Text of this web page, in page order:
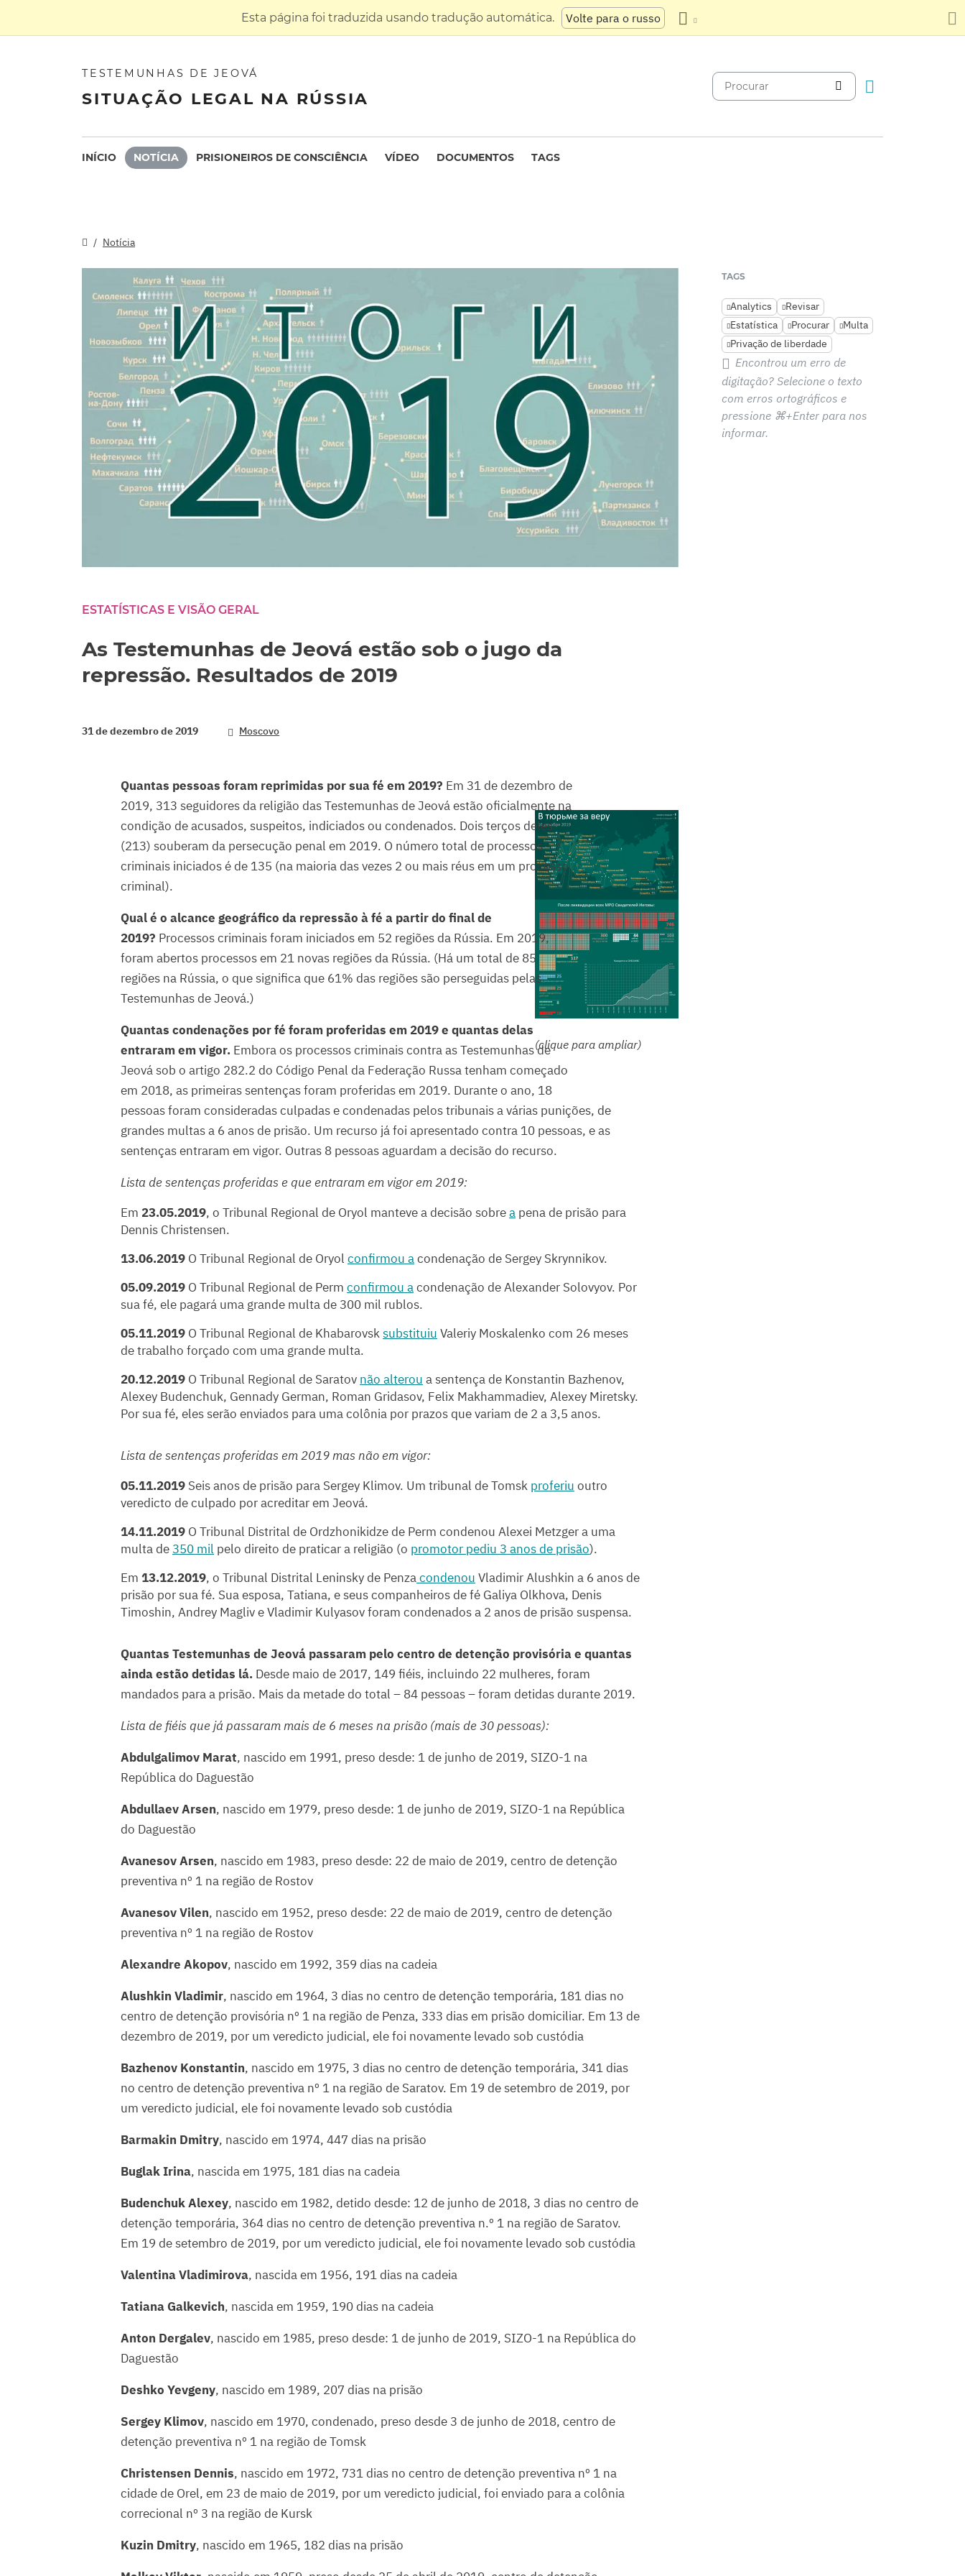
Esta página foi traduzida usando tradução automática. Volte para o russo
TESTEMUNHAS DE JEOVÁ
SITUAÇÃO LEGAL NA RÚSSIA
INÍCIO NOTÍCIA PRISIONEIROS DE CONSCIÊNCIA VÍDEO DOCUMENTOS TAGS
Notícia
ESTATÍSTICAS E VISÃO GERAL
As Testemunhas de Jeová estão sob o jugo da
repressão. Resultados de 2019
31 de dezembro de 2019 Moscovo
(clique para ampliar)
Quantas pessoas foram reprimidas por sua fé em 2019? Em 31 de dezembro de
2019, 313 seguidores da religião das Testemunhas de Jeová estão oficialmente na
condição de acusados, suspeitos, indiciados ou condenados. Dois terços deles
(213) souberam da persecução penal em 2019. O número total de processos
criminais iniciados é de 135 (na maioria das vezes 2 ou mais réus em um processo
criminal).
Qual é o alcance geográfico da repressão à fé a partir do final de
2019? Processos criminais foram iniciados em 52 regiões da Rússia. Em 2019,
foram abertos processos em 21 novas regiões da Rússia. (Há um total de 85
regiões na Rússia, o que significa que 61% das regiões são perseguidas pelas
Testemunhas de Jeová.)
Quantas condenações por fé foram proferidas em 2019 e quantas delas
entraram em vigor. Embora os processos criminais contra as Testemunhas de
Jeová sob o artigo 282.2 do Código Penal da Federação Russa tenham começado
em 2018, as primeiras sentenças foram proferidas em 2019. Durante o ano, 18
pessoas foram consideradas culpadas e condenadas pelos tribunais a várias punições, de
grandes multas a 6 anos de prisão. Um recurso já foi apresentado contra 10 pessoas, e as
sentenças entraram em vigor. Outras 8 pessoas aguardam a decisão do recurso.
Lista de sentenças proferidas e que entraram em vigor em 2019:
Em 23.05.2019, o Tribunal Regional de Oryol manteve a decisão sobrea pena de prisão para
Dennis Christensen.
13.06.2019 O Tribunal Regional de Oryol confirmou acondenação de Sergey Skrynnikov.
05.09.2019 O Tribunal Regional de Perm confirmou acondenação de Alexander Solovyov. Por
sua fé, ele pagará uma grande multa de 300 mil rublos.
05.11.2019 O Tribunal Regional de Khabarovsksubstituiu Valeriy Moskalenko com 26 meses
de trabalho forçado com uma grande multa.
20.12.2019 O Tribunal Regional de Saratov não alterou a sentença de Konstantin Bazhenov,
Alexey Budenchuk, Gennady German, Roman Gridasov, Felix Makhammadiev, Alexey Miretsky.
Por sua fé, eles serão enviados para uma colônia por prazos que variam de 2 a 3,5 anos.
Lista de sentenças proferidas em 2019 mas não em vigor:
05.11.2019 Seis anos de prisão para Sergey Klimov. Um tribunal de Tomsk proferiu outro
veredicto de culpado por acreditar em Jeová.
14.11.2019 O Tribunal Distrital de Ordzhonikidze de Perm condenou Alexei Metzger a uma
multa de 350 mil pelo direito de praticar a religião (o promotor pediu 3 anos de prisão).
Em 13.12.2019, o Tribunal Distrital Leninsky de Penzacondenou Vladimir Alushkin a 6 anos de
prisão por sua fé. Sua esposa, Tatiana, e seus companheiros de fé Galiya Olkhova, Denis
Timoshin, Andrey Magliv e Vladimir Kulyasov foram condenados a 2 anos de prisão suspensa.
Quantas Testemunhas de Jeová passaram pelo centro de detenção provisória e quantas
ainda estão detidas lá. Desde maio de 2017, 149 fiéis, incluindo 22 mulheres, foram
mandados para a prisão. Mais da metade do total – 84 pessoas – foram detidas durante 2019.
Lista de fiéis que já passaram mais de 6 meses na prisão (mais de 30 pessoas):
Abdulgalimov Marat, nascido em 1991, preso desde: 1 de junho de 2019, SIZO-1 na
República do Daguestão
Abdullaev Arsen, nascido em 1979, preso desde: 1 de junho de 2019, SIZO-1 na República
do Daguestão
Avanesov Arsen, nascido em 1983, preso desde: 22 de maio de 2019, centro de detenção
preventiva nº 1 na região de Rostov
Avanesov Vilen, nascido em 1952, preso desde: 22 de maio de 2019, centro de detenção
preventiva nº 1 na região de Rostov
Alexandre Akopov, nascido em 1992, 359 dias na cadeia
Alushkin Vladimir, nascido em 1964, 3 dias no centro de detenção temporária, 181 dias no
centro de detenção provisória nº 1 na região de Penza, 333 dias em prisão domiciliar. Em 13 de
dezembro de 2019, por um veredicto judicial, ele foi novamente levado sob custódia
Bazhenov Konstantin, nascido em 1975, 3 dias no centro de detenção temporária, 341 dias
no centro de detenção preventiva nº 1 na região de Saratov. Em 19 de setembro de 2019, por
um veredicto judicial, ele foi novamente levado sob custódia
Barmakin Dmitry, nascido em 1974, 447 dias na prisão
Buglak Irina, nascida em 1975, 181 dias na cadeia
Budenchuk Alexey, nascido em 1982, detido desde: 12 de junho de 2018, 3 dias no centro de
detenção temporária, 364 dias no centro de detenção preventiva n.º 1 na região de Saratov.
Em 19 de setembro de 2019, por um veredicto judicial, ele foi novamente levado sob custódia
Valentina Vladimirova, nascida em 1956, 191 dias na cadeia
Tatiana Galkevich, nascida em 1959, 190 dias na cadeia
Anton Dergalev, nascido em 1985, preso desde: 1 de junho de 2019, SIZO-1 na República do
Daguestão
Deshko Yevgeny, nascido em 1989, 207 dias na prisão
Sergey Klimov, nascido em 1970, condenado, preso desde 3 de junho de 2018, centro de
detenção preventiva nº 1 na região de Tomsk
Christensen Dennis, nascido em 1972, 731 dias no centro de detenção preventiva nº 1 na
cidade de Orel, em 23 de maio de 2019, por um veredicto judicial, foi enviado para a colônia
correcional nº 3 na região de Kursk
Kuzin Dmitry, nascido em 1965, 182 dias na prisão
TAGS
Analytics
Revisar
Estatística
Procurar
Multa
Privação de liberdade
Encontrou um erro de
digitação? Selecione o texto
com erros ortográficos e
pressione ⌘+Enter para nos
informar.